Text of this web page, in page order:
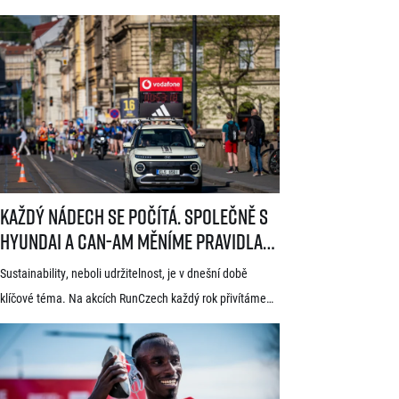
Generali 1/2Maraton Praha. Do povědomí běžců se
dostal nejen trasou vedoucí srdcem historické Prahy, ale
i tradicí a naprosto jedinečnou atmosférou. Pyšní se
známkou kvality World Athletics Elite Label, spadá do
seriálu evropských půlmaratonů zvaného SuperHalfs
a jedná se o nejžádanější z pěti závodů RunCzech Halfs.
[…]
Každý nádech se počítá. Společně s
Hyundai a Can-Am měníme pravidla
hry
Sustainability, neboli udržitelnost, je v dnešní době
klíčové téma. Na akcích RunCzech každý rok přivítáme
statisíce osob, které motivujeme k pohybu a zdravému
životnímu stylu. S každou masovou akcí se však pojí také
odpovědnost vůči životnímu prostředí a pro nás
Každý nádech se počítá. Společně s Hyundai a Can-Am měníme